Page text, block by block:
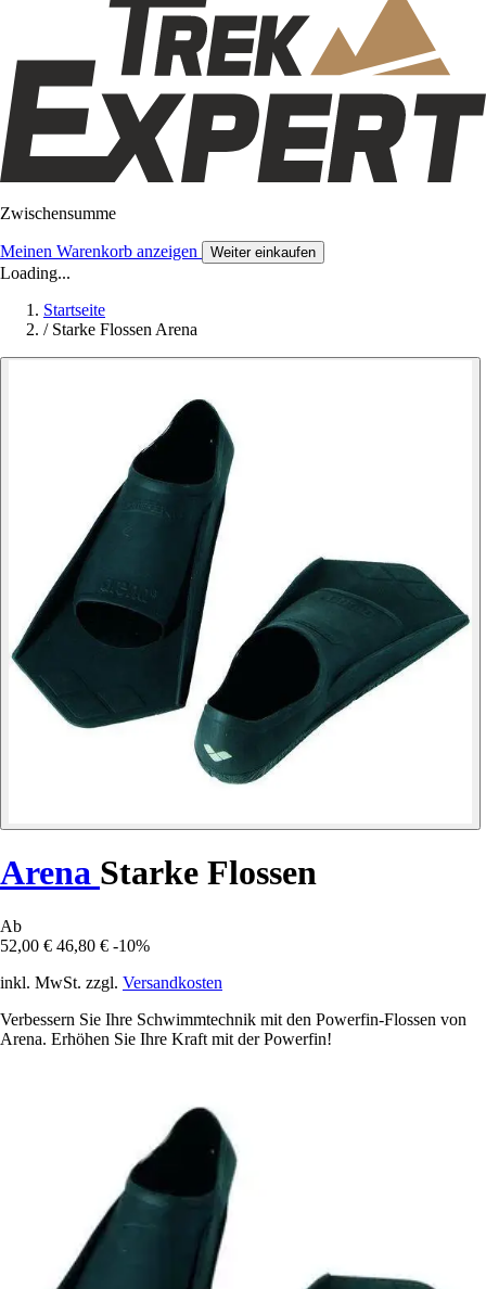
Zwischensumme
Meinen Warenkorb anzeigen Weiter einkaufen
Loading...
Startseite
/ Starke Flossen Arena
Arena Starke Flossen
Ab
52,00 € 46,80 € -10%
inkl. MwSt. zzgl. Versandkosten
Verbessern Sie Ihre Schwimmtechnik mit den Powerfin-Flossen von
Arena. Erhöhen Sie Ihre Kraft mit der Powerfin!